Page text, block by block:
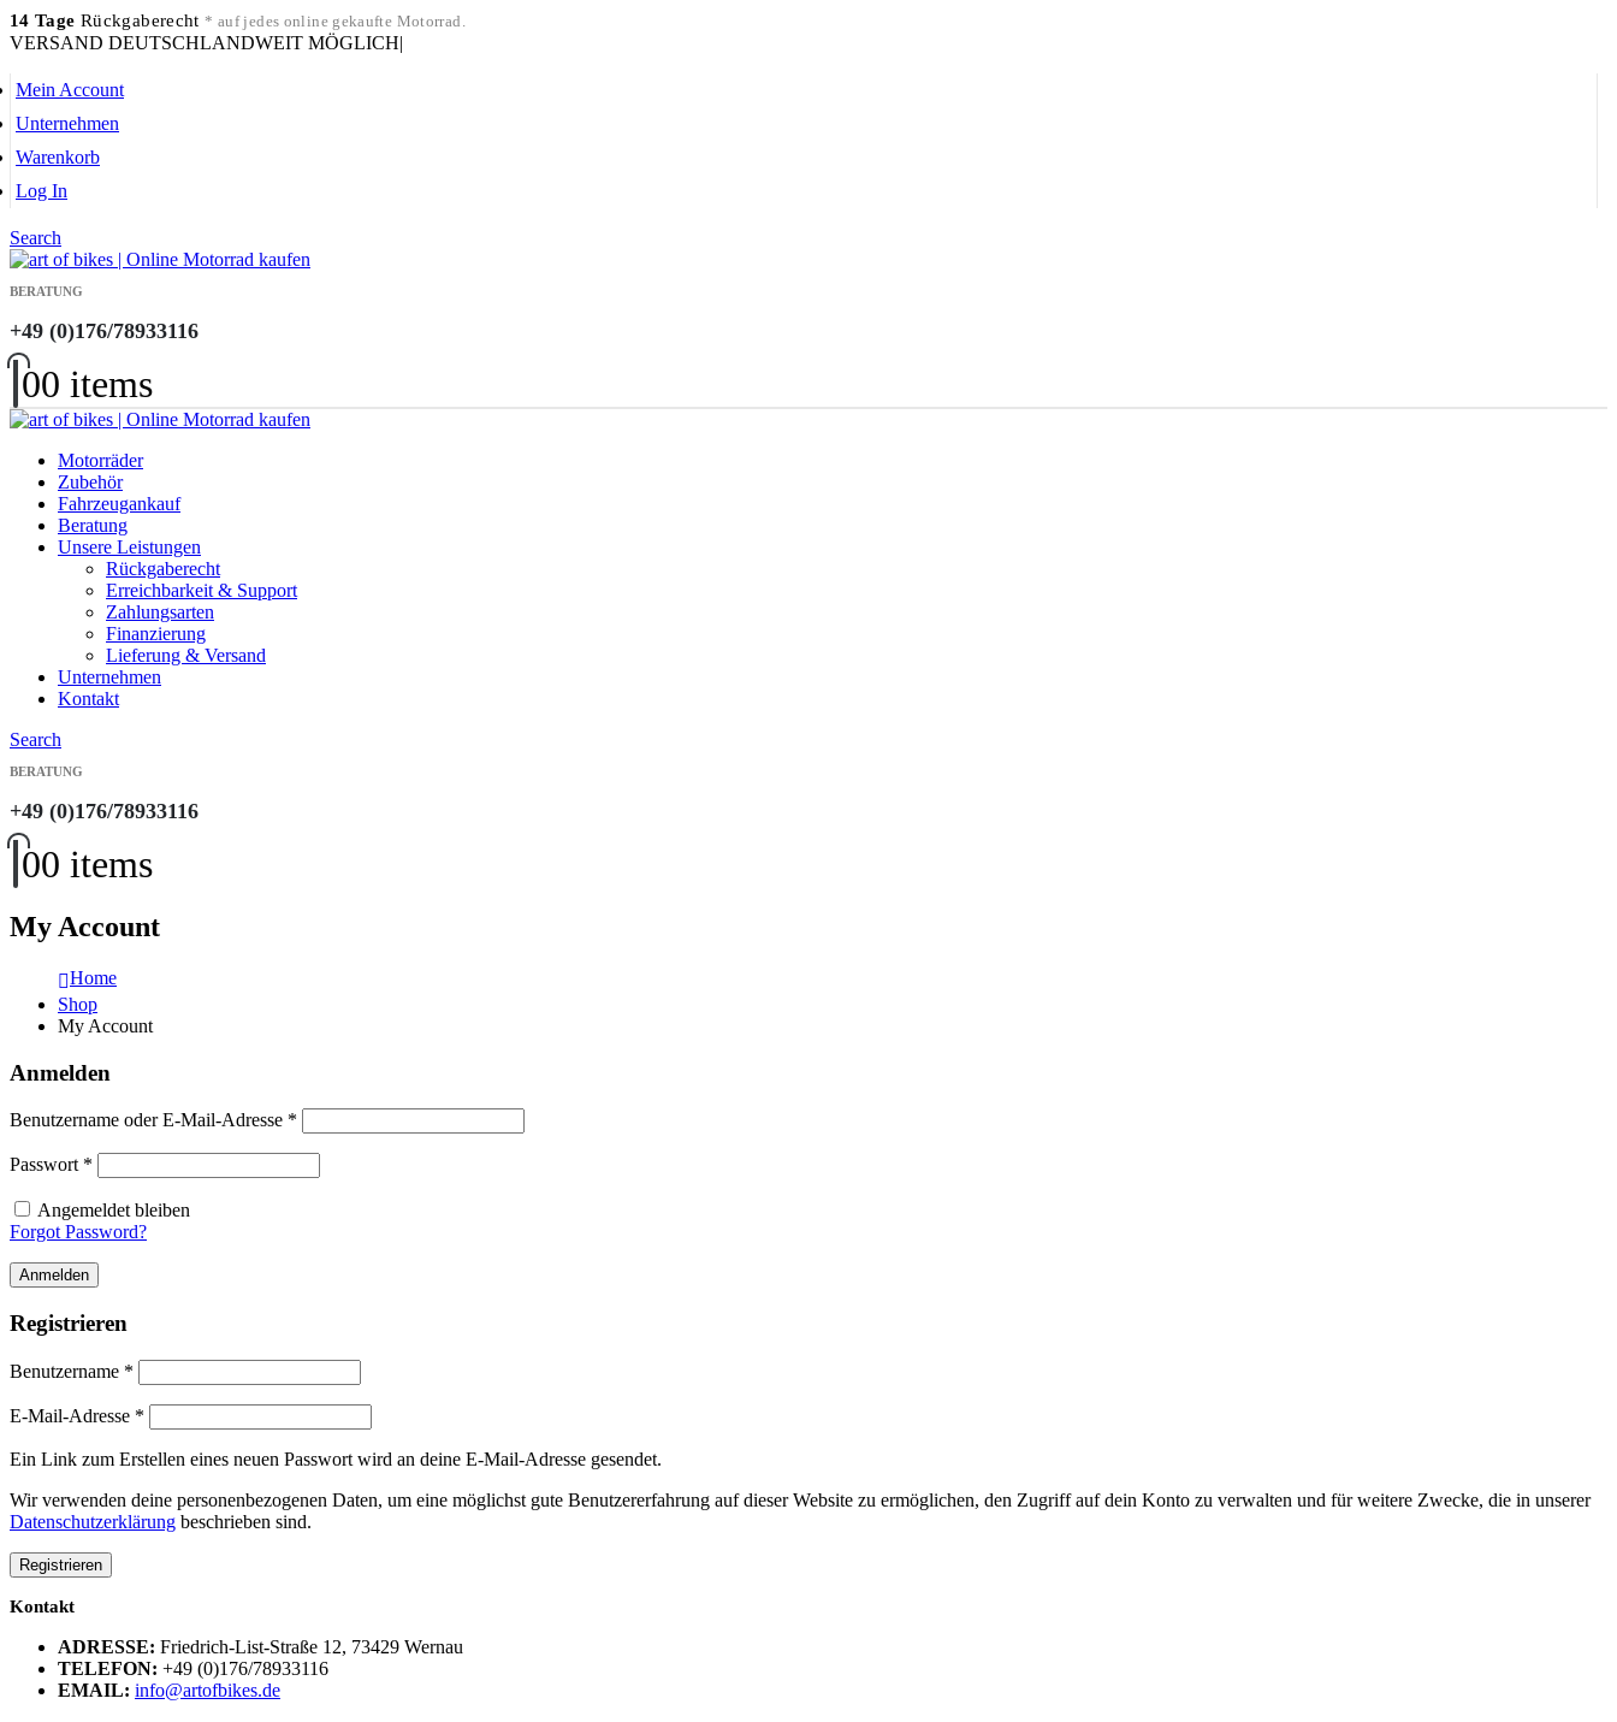
14 Tage Rückgaberecht * auf jedes online gekaufte Motorrad.
VERSAND DEUTSCHLANDWEIT MÖGLICH|
Mein Account
Unternehmen
Warenkorb
Log In
Search
BERATUNG
+49 (0)176/78933116
00 items
Motorräder
Zubehör
Fahrzeugankauf
Beratung
Unsere Leistungen
Rückgaberecht
Erreichbarkeit & Support
Zahlungsarten
Finanzierung
Lieferung & Versand
Unternehmen
Kontakt
Search
BERATUNG
+49 (0)176/78933116
00 items
My Account
Home
Shop
My Account
Anmelden
Benutzername oder E-Mail-Adresse *
Passwort *
Angemeldet bleiben
Forgot Password?
Anmelden
Registrieren
Benutzername *
E-Mail-Adresse *
Ein Link zum Erstellen eines neuen Passwort wird an deine E-Mail-Adresse gesendet.
Wir verwenden deine personenbezogenen Daten, um eine möglichst gute Benutzererfahrung auf dieser Website zu ermöglichen, den Zugriff auf dein Konto zu verwalten und für weitere Zwecke, die in unserer
Datenschutzerklärung beschrieben sind.
Registrieren
Kontakt
ADRESSE: Friedrich-List-Straße 12, 73429 Wernau
TELEFON: +49 (0)176/78933116
EMAIL: info@artofbikes.de